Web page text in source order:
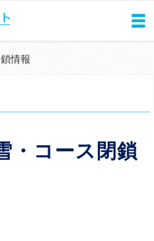
情報
・コース閉鎖